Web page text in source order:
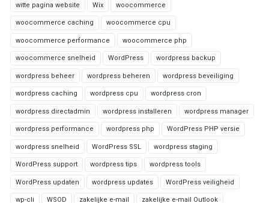
witte pagina website Wix woocommerce
woocommerce caching woocommerce cpu
woocommerce performance woocommerce php
woocommerce snelheid WordPress wordpress backup
wordpress beheer wordpress beheren wordpress beveiliging
wordpress caching wordpress cpu wordpress cron
wordpress directadmin wordpress installeren wordpress manager
wordpress performance wordpress php WordPress PHP versie
wordpress snelheid WordPress SSL wordpress staging
WordPress support wordpress tips wordpress tools
WordPress updaten wordpress updates WordPress veiligheid
wp-cli WSOD zakelijke e-mail zakelijke e-mail Outlook